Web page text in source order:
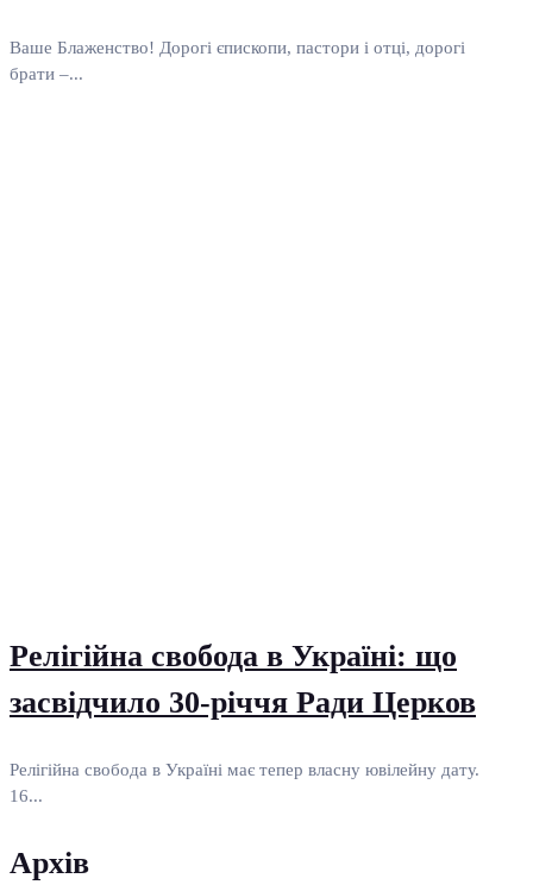
Ваше Блаженство! Дорогі єпископи, пастори і отці, дорогі
брати –...
Релігійна свобода в Україні: що
засвідчило 30-річчя Ради Церков
Релігійна свобода в Україні має тепер власну ювілейну дату.
16...
Архів